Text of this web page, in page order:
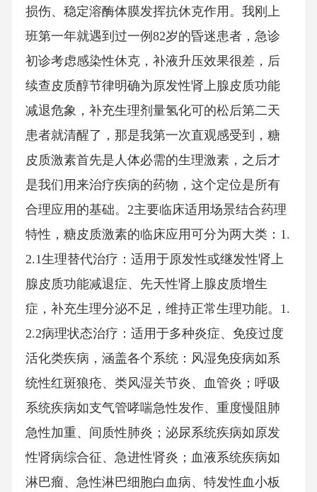
损伤、稳定溶酶体膜发挥抗休克作用。我刚上
班第一年就遇到过一例82岁的昏迷患者，急诊
初诊考虑感染性休克，补液升压效果很差，后
续查皮质醇节律明确为原发性肾上腺皮质功能
减退危象，补充生理剂量氢化可的松后第二天
患者就清醒了，那是我第一次直观感受到，糖
皮质激素首先是人体必需的生理激素，之后才
是我们用来治疗疾病的药物，这个定位是所有
合理应用的基础。2主要临床适用场景结合药理
特性，糖皮质激素的临床应用可分为两大类：1.
2.1生理替代治疗：适用于原发性或继发性肾上
腺皮质功能减退症、先天性肾上腺皮质增生
症，补充生理分泌不足，维持正常生理功能。1.
2.2病理状态治疗：适用于多种炎症、免疫过度
活化类疾病，涵盖各个系统：风湿免疫病如系
统性红斑狼疮、类风湿关节炎、血管炎；呼吸
系统疾病如支气管哮喘急性发作、重度慢阻肺
急性加重、间质性肺炎；泌尿系统疾病如原发
性肾病综合征、急进性肾炎；血液系统疾病如
淋巴瘤、急性淋巴细胞白血病、特发性血小板